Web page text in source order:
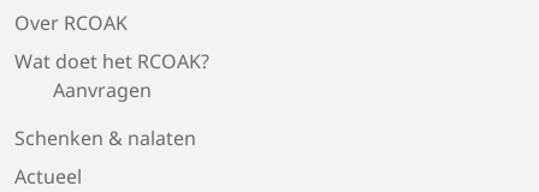
Over RCOAK
Wat doet het RCOAK?
Aanvragen
Schenken & nalaten
Actueel